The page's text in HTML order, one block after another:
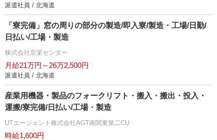
派遣社員 / 北海道
「寮完備」窓の周りの部分の製造/即入寮/製造・工場/日勤/
日払い/工場・製造
株式会社京栄センター
月給21万円～26万2,500円
派遣社員 / 北海道
産業用機器・製品のフォークリフト・搬入・搬出・投入・
運搬/寮完備/日払い/工場・製造
UTエージェント株式会社AGT南関東第二CU
時給1,600円